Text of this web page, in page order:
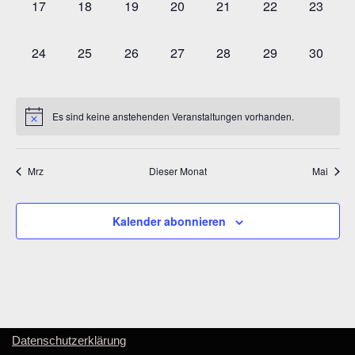
0
17
0
18
0
19
0
20
0
21
0
22
0
23
0
24
0
25
0
26
0
27
0
28
0
29
0
30
Es sind keine anstehenden Veranstaltungen vorhanden.
Mrz Dieser Monat Mai
Kalender abonnieren
Datenschutzerklärung